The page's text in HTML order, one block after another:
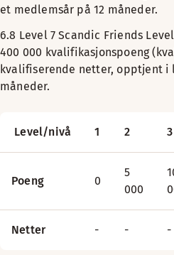
et medlemsår på 12 måneder.
6.8 Level 7 Scandic Friends
400 000 kvalifikasjonspoeng
kvalifiserende netter, opptjent i
måneder.
Level/nivå 1 2 3
Poeng 0
5
000
Netter - - -